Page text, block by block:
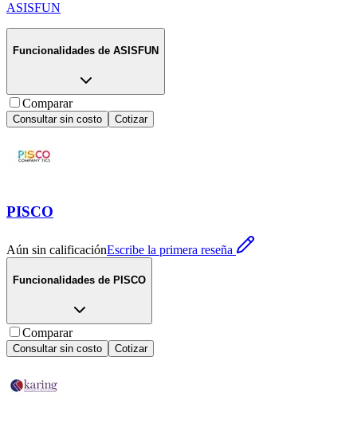
ASISFUN
Funcionalidades de ASISFUN
Comparar
Consultar sin costo Cotizar
PISCO
Aún sin calificaciónEscribe la primera reseña
Funcionalidades de PISCO
Comparar
Consultar sin costo Cotizar